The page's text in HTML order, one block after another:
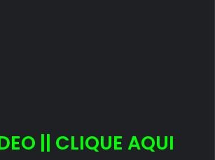
|| CLIQUE AQUI